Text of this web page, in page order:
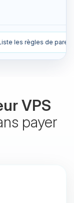
de mon VPS.
VPS
payer